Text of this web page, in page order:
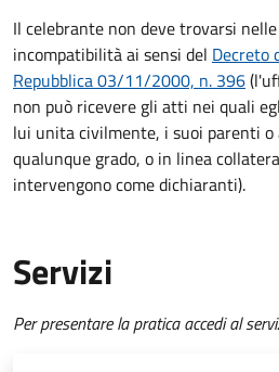
Il celebrante non deve trovarsi
incompatibilità ai sensi del Decreto
Repubblica 03/11/2000, n. 396
non può ricevere gli atti nei quali
lui unita civilmente, i suoi parenti
qualunque grado, o in linea
intervengono come dichiaranti).
Servizi
Per presentare la pratica accedi al